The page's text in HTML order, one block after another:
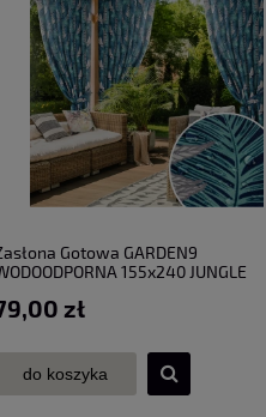
Gotowa GARDEN9
155x240 JUNGLE
zł
do koszyka